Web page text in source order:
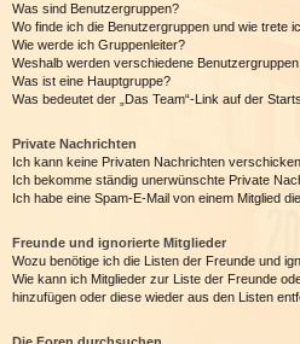
Was sind Benutzergruppen?
Wo finde ich die Benutzergruppen und wie trete
Wie werde ich Gruppenleiter?
Weshalb werden verschiedene
Was ist eine Hauptgruppe?
Was bedeutet der „Das Team“-Link auf der
Private Nachrichten
Ich kann keine Privaten Nachrichten
Ich bekomme ständig unerwünschte Private
Ich habe eine Spam-E-Mail von einem Mitglied
Freunde und ignorierte Mitglieder
Wozu benötige ich die Listen der Freunde und
Wie kann ich Mitglieder zur Liste der Freunde
hinzufügen oder diese wieder aus den Listen